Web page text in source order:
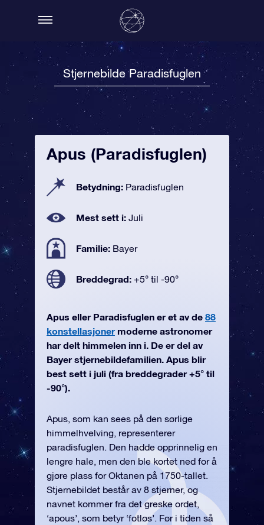
Stjernebilde Paradisfuglen
Apus (Paradisfuglen)
Betydning: Paradisfuglen
Mest sett i: Juli
Familie: Bayer
Breddegrad: +5° til -90°
Apus eller Paradisfuglen er et av de 88
konstellasjonermoderne astronomer
har delt himmelen inn i. De er del av
Bayer stjernebildefamilien. Apus blir
best sett i juli (fra breddegrader +5° til
-90°).
Apus, som kan sees på den sørlige
himmelhvelving, representerer
paradisfuglen. Den hadde opprinnelig en
lengre hale, men den ble kortet ned for å
gjøre plass for Oktanen på 1750-tallet.
Stjernebildet består av 8 stjerner, og
navnet kommer fra det greske ordet,
‘apous’, som betyr ‘fotløs’. Før i tiden så